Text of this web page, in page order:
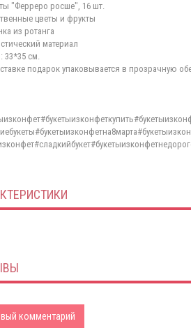
"Ферреро росше", 16 шт.
цветы и фрукты
из ротанга
материал
33*35 см.
подарок упаковывается в прозрачную
комментарий